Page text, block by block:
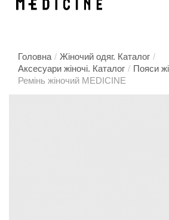
Головна / Жіночий одяг. Каталог /
Аксесуари жіночі. Каталог / Пояси
Ремінь жіночий MEDICINE